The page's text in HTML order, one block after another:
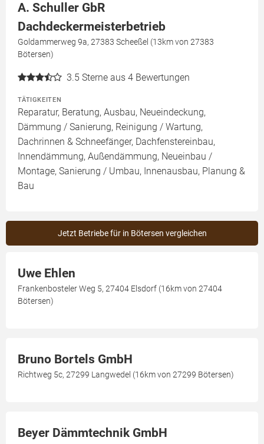
A. Schuller GbR
Dachdeckermeisterbetrieb
Goldammerweg 9a, 27383 Scheeßel (13km von 27383
Bötersen)
3.5 Sterne aus 4 Bewertungen
TÄTIGKEITEN
Reparatur, Beratung, Ausbau, Neueindeckung,
Dämmung / Sanierung, Reinigung / Wartung,
Dachrinnen & Schneefänger, Dachfenstereinbau,
Innendämmung, Außendämmung, Neueinbau /
Montage, Sanierung / Umbau, Innenausbau, Planung &
Bau
Jetzt Betriebe für in Bötersen vergleichen
Uwe Ehlen
Frankenbosteler Weg 5, 27404 Elsdorf (16km von 27404
Bötersen)
Bruno Bortels GmbH
Richtweg 5c, 27299 Langwedel (16km von 27299 Bötersen)
Beyer Dämmtechnik GmbH